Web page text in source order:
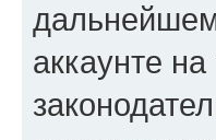
аккаунте